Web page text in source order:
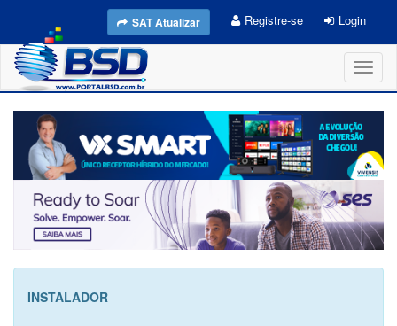
SAT Atualizar Registre-se Login
INSTALADOR